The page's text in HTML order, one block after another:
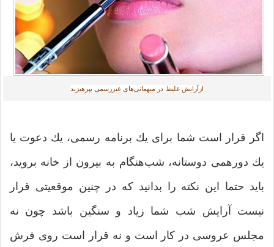
ازآرایش غلیظ در میهمانی‌های غیررسمی بپرهیزید‎
اگر قرار است شما برای یك برنامه رسمی، یك دعوت یا
یك دورهمی دوستانه، شب‌هنگام به بیرون از خانه بروید،
باید حتما این نكته را بدانید كه در چنین موقعیتی قرار
نیست آرایش شب شما زیاد و سنگین باشد چون نه
مجلس عروسی در كار است و نه قرار است روی فرش